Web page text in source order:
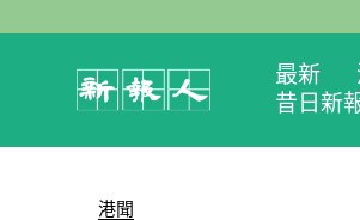
最新
昔日新
港聞